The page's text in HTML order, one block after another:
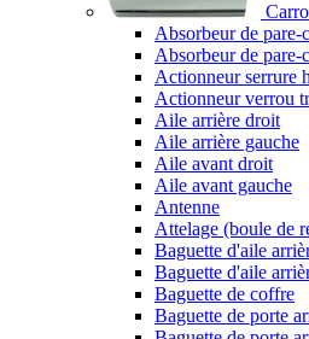
Absorbeur de pare-
Absorbeur de pare-
Actionneur serrure
Actionneur verrou
Aile arrière droit
Aile arrière gauche
Aile avant droit
Aile avant gauche
Antenne
Attelage (boule de
Baguette d'aile
Baguette d'aile
Baguette de coffre
Baguette de porte